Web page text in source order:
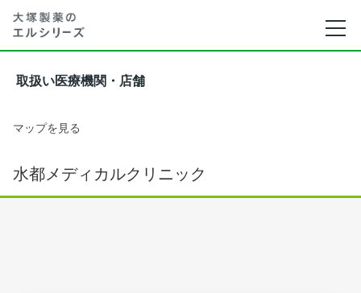
取扱い医療機関・店舗
マップを見る
水都メディカルクリニック